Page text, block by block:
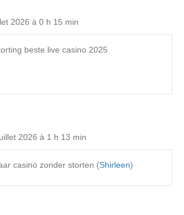
2026 à 0 h 15 min
beste live casino 2025
2026 à 1 h 13 min
casino zonder storten (Shirleen)